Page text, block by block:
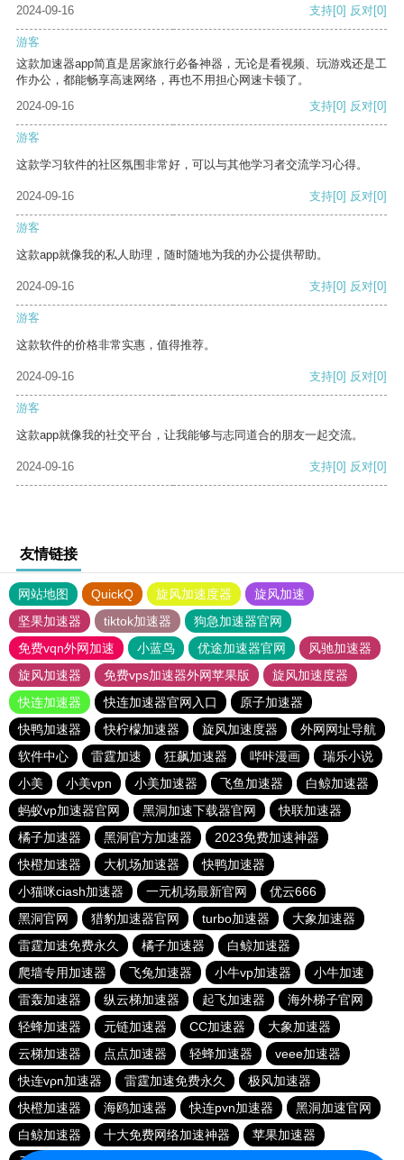
2024-09-16
支持[0] 反对[0]
游客
这款加速器app简直是居家旅行必备神器，无论是看视频、玩游戏还是工
作办公，都能畅享高速网络，再也不用担心网速卡顿了。
2024-09-16
支持[0] 反对[0]
游客
这款学习软件的社区氛围非常好，可以与其他学习者交流学习心得。
2024-09-16 支持[0] 反对[0]
游客
这款app就像我的私人助理，随时随地为我的办公提供帮助。
2024-09-16 支持[0] 反对[0]
游客
这款软件的价格非常实惠，值得推荐。
2024-09-16 支持[0] 反对[0]
游客
这款app就像我的社交平台，让我能够与志同道合的朋友一起交流。
2024-09-16 支持[0] 反对[0]
友情链接
网站地图 QuickQ 旋风加速度器
旋风加速
坚果加速器
tiktok加速器
狗急加速器官网
免费vqn外网加速
小蓝鸟 优途加速器官网
风驰加速器
旋风加速器
免费vps加速器外网苹果版
旋风加速度器
快连加速器
快连加速器官网入口
原子加速器
快鸭加速器
快柠檬加速器 旋风加速度器
外网网址导航
软件中心
雷霆加速 狂飙加速器 哔咔漫画
瑞乐小说
小美
小美vpn 小美加速器 飞鱼加速器
白鲸加速器
蚂蚁vp加速器官网
黑洞加速下载器官网
快联加速器
橘子加速器
黑洞官方加速器
2023免费加速神器
快橙加速器
大机场加速器
快鸭加速器
小猫咪ciash加速器
一元机场最新官网
优云666
黑洞官网
猎豹加速器官网 turbo加速器
大象加速器
雷霆加速免费永久
橘子加速器
白鲸加速器
爬墙专用加速器
飞兔加速器 小牛vp加速器
小牛加速
雷轰加速器
纵云梯加速器 起飞加速器
海外梯子官网
轻蜂加速器
元链加速器 CC加速器
大象加速器
云梯加速器
点点加速器 轻蜂加速器
veee加速器
快连vρn加速器
雷霆加速免费永久
极风加速器
快橙加速器
海鸥加速器 快连pvn加速器
黑洞加速官网
白鲸加速器
十大免费网络加速神器
苹果加速器